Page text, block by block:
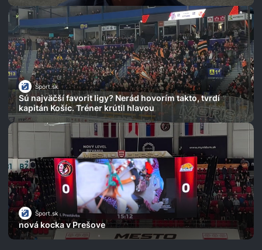
Šport.sk
Sú najväčší favorit ligy? Nerád hovorím takto, tvrdí
kapitán Košíc. Tréner krútil hlavou
Šport.sk
nová kocka v Prešove